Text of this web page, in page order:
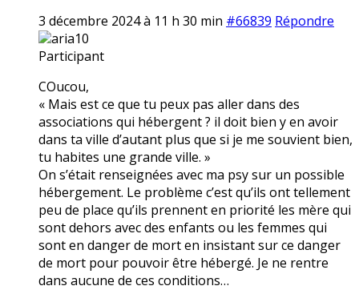
3 décembre 2024 à 11 h 30 min #66839 Répondre
aria10
Participant
COucou,
« Mais est ce que tu peux pas aller dans des
associations qui hébergent ? il doit bien y en avoir
dans ta ville d’autant plus que si je me souvient bien,
tu habites une grande ville. »
On s’était renseignées avec ma psy sur un possible
hébergement. Le problème c’est qu’ils ont tellement
peu de place qu’ils prennent en priorité les mère qui
sont dehors avec des enfants ou les femmes qui
sont en danger de mort en insistant sur ce danger
de mort pour pouvoir être hébergé. Je ne rentre
dans aucune de ces conditions…